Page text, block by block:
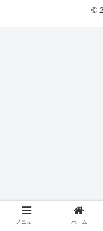
©
メニュー ホーム